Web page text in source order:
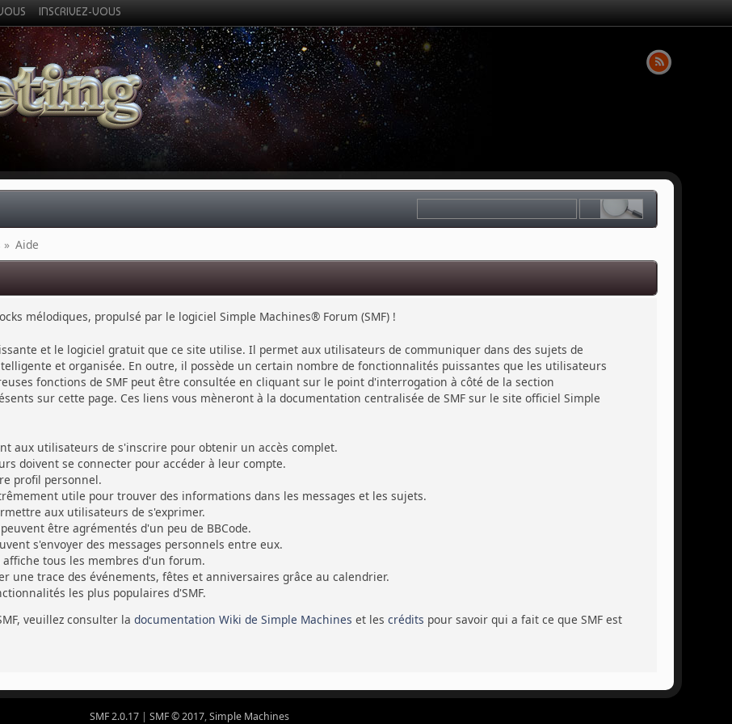
INSCRIVEZ-VOUS
» Aide
mélodiques, propulsé par le logiciel Simple Machines® Forum (SMF) !
et le logiciel gratuit que ce site utilise. Il permet aux utilisateurs de communiquer dans des sujets de
et organisée. En outre, il possède un certain nombre de fonctionnalités puissantes que les utilisateurs
fonctions de SMF peut être consultée en cliquant sur le point d'interrogation à côté de la section
sur cette page. Ces liens vous mèneront à la documentation centralisée de SMF sur le site officiel Simple
aux utilisateurs de s'inscrire pour obtenir un accès complet.
doivent se connecter pour accéder à leur compte.
profil personnel.
utile pour trouver des informations dans les messages et les sujets.
aux utilisateurs de s'exprimer.
être agrémentés d'un peu de BBCode.
s'envoyer des messages personnels entre eux.
affiche tous les membres d'un forum.
une trace des événements, fêtes et anniversaires grâce au calendrier.
les plus populaires d'SMF.
veuillez consulter ladocumentation Wiki de Simple Machines et lescrédits pour savoir qui a fait ce que SMF est
SMF 2.0.17| SMF © 2017,Simple Machines